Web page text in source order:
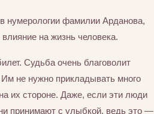
нумерологии фамилии Арданова,
на жизнь человека.
Судьба очень благоволит
не нужно прикладывать много
их стороне. Даже, если эти люди
принимают с улыбкой, ведь это —